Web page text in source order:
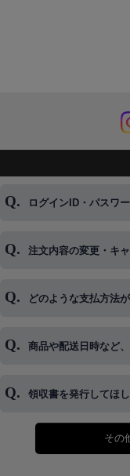
ログインID・パスワ
◆下記ページより、ロ
注文内容の変更・キ
◆即日発送を行なっ
※発送後、発送準備
どのような支払方法
◆代金引換・クレジッ
商品や配送日時など
◆商品発送前の変更は
さい。
領収書を発行してほ
◆領収書はご希望頂い
その